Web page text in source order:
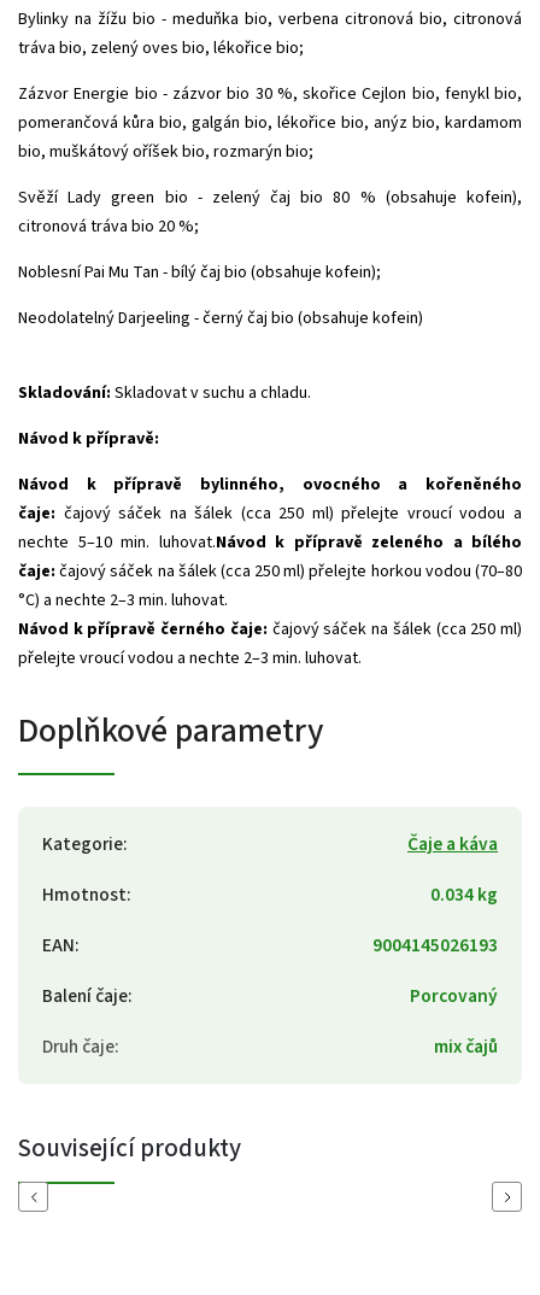
Bylinky na žížu bio - meduňka bio, verbena citronová bio, citronová
tráva bio, zelený oves bio, lékořice bio;
Zázvor Energie bio - zázvor bio 30 %, skořice Cejlon bio, fenykl bio,
pomerančová kůra bio, galgán bio, lékořice bio, anýz bio, kardamom
bio, muškátový oříšek bio, rozmarýn bio;
Svěží Lady green bio - zelený čaj bio 80 % (obsahuje kofein),
citronová tráva bio 20 %;
Noblesní Pai Mu Tan - bílý čaj bio (obsahuje kofein);
Neodolatelný Darjeeling - černý čaj bio (obsahuje kofein)
Skladování: Skladovat v suchu a chladu.
Návod k přípravě:
Návod k přípravě bylinného, ovocného a kořeněného
čaje: čajový sáček na šálek (cca 250 ml) přelejte vroucí vodou a
nechte 5–10 min. luhovat.Návod k přípravě zeleného a bílého
čaje: čajový sáček na šálek (cca 250 ml) přelejte horkou vodou (70–80
°C) a nechte 2–3 min. luhovat.
Návod k přípravě černého čaje: čajový sáček na šálek (cca 250 ml)
přelejte vroucí vodou a nechte 2–3 min. luhovat.
Doplňkové parametry
Kategorie:
Čaje a káva
Hmotnost:
0.034 kg
EAN:
9004145026193
Balení čaje:
Porcovaný
Druh čaje: mix čajů
Související produkty
Previous Next